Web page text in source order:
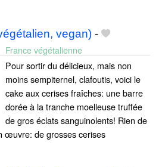
vegan) -
France végétalienne
Pour sortir du délicieux, mais non
moins sempiternel, clafoutis, voici le
cake aux cerises fraîches: une barre
dorée à la tranche moelleuse truffée
de gros éclats sanguinolents! Rien de
œuvre: de grosses cerises